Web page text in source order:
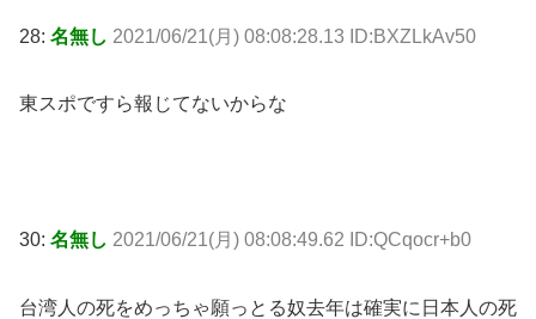
28: 名無し 2021/06/21(月) 08:08:28.13 ID:BXZLkAv50
東スポですら報じてないからな
30: 名無し 2021/06/21(月) 08:08:49.62 ID:QCqocr+b0
台湾人の死をめっちゃ願っとる奴去年は確実に日本人の死